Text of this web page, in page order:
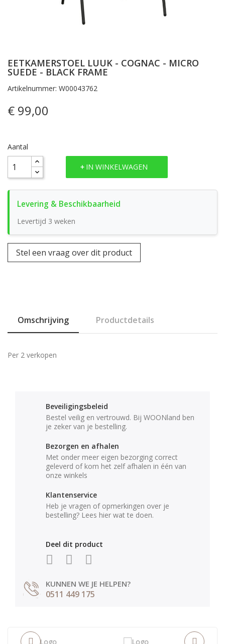
EETKAMERSTOEL LUUK - COGNAC - MICRO
SUEDE - BLACK FRAME
Artikelnummer: W00043762
€ 99,00
Aantal
IN WINKELWAGEN
Levertijd 3 weken
Stel een vraag over dit product
Omschrijving Productdetails
Per 2 verkopen
Beveiligingsbeleid
Bestel veilig en vertrouwd. Bij WOONland ben
je zeker van je bestelling.
Bezorgen en afhalen
Met onder meer eigen bezorging correct
geleverd of kom het zelf afhalen in één van
onze winkels
Klantenservice
Heb je vragen of opmerkingen over je
bestelling? Lees hier wat te doen.
Deel dit product
KUNNEN WE JE HELPEN?
0511 449 175